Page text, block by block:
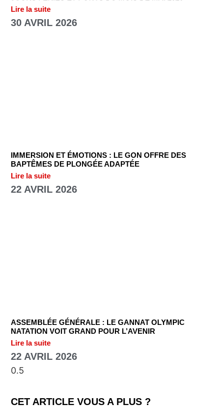
Lire la suite
30 AVRIL 2026
IMMERSION ET ÉMOTIONS : LE GON OFFRE DES
BAPTÊMES DE PLONGÉE ADAPTÉE
Lire la suite
22 AVRIL 2026
ASSEMBLÉE GÉNÉRALE : LE GANNAT OLYMPIC
NATATION VOIT GRAND POUR L’AVENIR
Lire la suite
22 AVRIL 2026
CET ARTICLE VOUS A PLUS ?